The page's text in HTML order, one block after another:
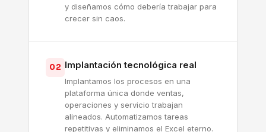
y diseñamos cómo debería trabajar para
crecer sin caos.
02 Implantación tecnológica real
Implantamos los procesos en una
plataforma única donde ventas,
operaciones y servicio trabajan
alineados. Automatizamos tareas
repetitivas y eliminamos el Excel eterno.